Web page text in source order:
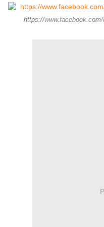
https://